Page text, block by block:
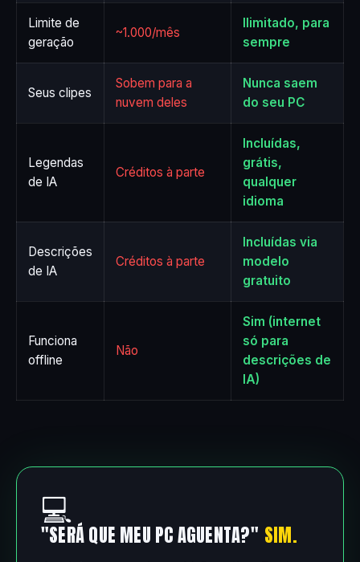
Limite de
geração
~1.000/mês
Ilimitado, para
sempre
Seus clipes
Sobem para a
nuvem deles
Nunca saem
do seu PC
Legendas
de IA
Créditos à parte
Incluídas,
grátis,
qualquer
idioma
Descrições
de IA
Créditos à parte
Incluídas via
modelo
gratuito
Funciona
offline
Não
Sim (internet
só para
descrições de
IA)
💻
"SERÁ QUE MEU PC AGUENTA?" SIM.